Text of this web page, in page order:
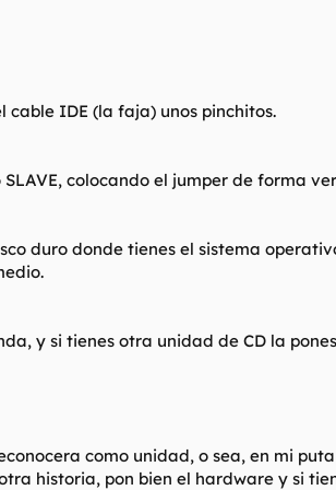
cable IDE (la faja) unos pinchitos.
colocando el jumper de forma
duro donde tienes el sistema
y si tienes otra unidad de CD la
como unidad, o sea, en mi
historia, pon bien el hardware y si